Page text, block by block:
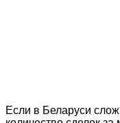
Если в Беларуси